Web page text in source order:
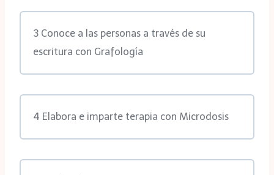
3 Conoce a las personas a través de su
escritura con Grafología
4 Elabora e imparte terapia con Microdosis